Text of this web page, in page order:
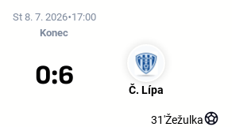
St 8. 7. 2026 17:00
Konec
Č. Lípa
0:6
31'Žežulka